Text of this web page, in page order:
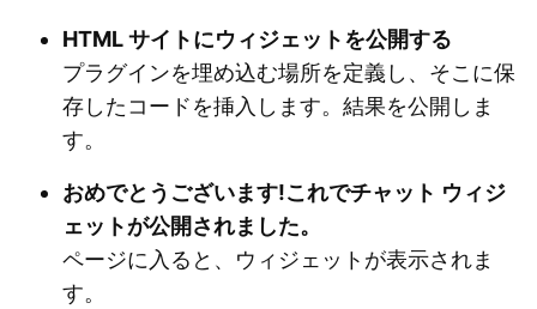
HTML サイトにウィジェットを公開する
プラグインを埋め込む場所を定義し、そこに保
存したコードを挿入します。結果を公開しま
す。
おめでとうございます!これでチャット ウィジ
ェットが公開されました。
ページに入ると、ウィジェットが表示されま
す。